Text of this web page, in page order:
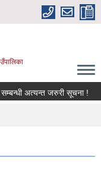
अत्यन्त जरुरी सूचना !